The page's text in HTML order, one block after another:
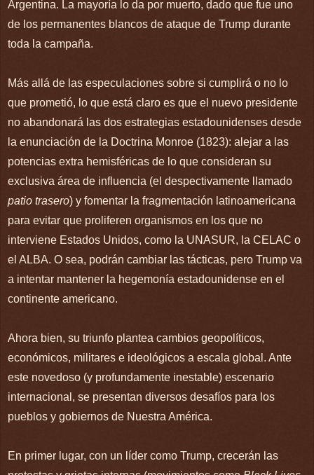
Argentina. La mayoría lo da por muerto, dado que fue uno
de los permanentes blancos de ataque de Trump durante
toda la campaña.
Más allá de las especulaciones sobre si cumplirá o no lo
que prometió, lo que está claro es que el nuevo presidente
no abandonará las dos estrategias estadounidenses desde
la enunciación de la Doctrina Monroe (1823): alejar a las
potencias extra hemisféricas de lo que consideran su
exclusiva área de influencia (el despectivamente llamado
patio trasero) y fomentar la fragmentación latinoamericana
para evitar que proliferen organismos en los que no
interviene Estados Unidos, como la UNASUR, la CELAC o
el ALBA. O sea, podrán cambiar las tácticas, pero Trump va
a intentar mantener la hegemonía estadounidense en el
continente americano.
Ahora bien, su triunfo plantea cambios geopolíticos,
económicos, militares e ideológicos a escala global. Ante
este novedoso (y profundamente inestable) escenario
internacional, se presentan diversos desafíos para los
pueblos y gobiernos de Nuestra América.
En primer lugar, con un líder como Trump, crecerán las